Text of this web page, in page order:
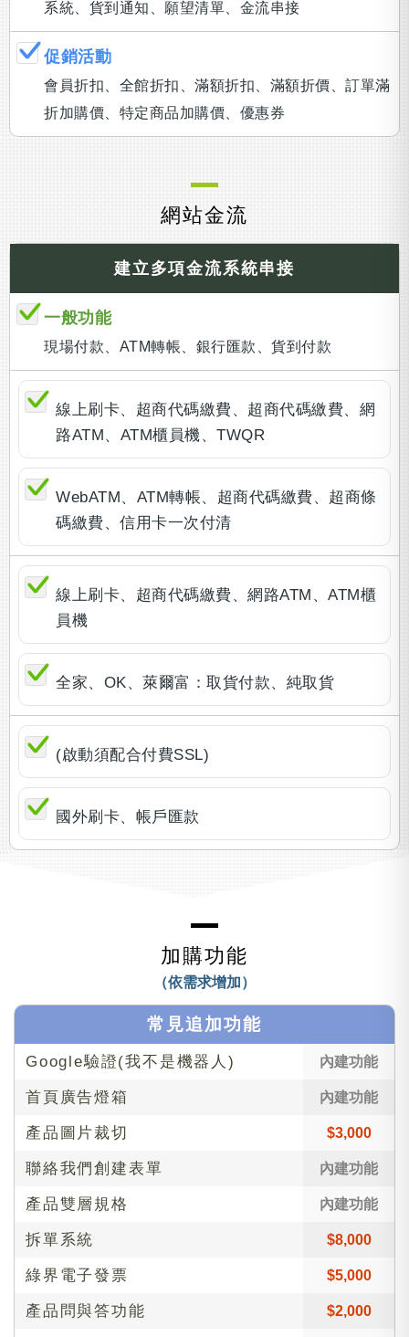
系統、貨到通知、願望清單、金流串接
促銷活動
會員折扣、全館折扣、滿額折扣、滿額折價、訂單滿
折加購價、特定商品加購價、優惠券
網站金流
建立多項金流系統串接
一般功能
現場付款、ATM轉帳、銀行匯款、貨到付款
線上刷卡、超商代碼繳費、超商代碼繳費、網
路ATM、ATM櫃員機、TWQR
WebATM、ATM轉帳、超商代碼繳費、超商條
碼繳費、信用卡一次付清
線上刷卡、超商代碼繳費、網路ATM、ATM櫃
員機
全家、OK、萊爾富：取貨付款、純取貨
(啟動須配合付費SSL)
國外刷卡、帳戶匯款
加購功能
（依需求增加）
常見追加功能
Google驗證(我不是機器人) 內建功能
首頁廣告燈箱 內建功能
產品圖片裁切 $3,000
聯絡我們創建表單 內建功能
產品雙層規格 內建功能
拆單系統 $8,000
綠界電子發票 $5,000
產品問與答功能 $2,000